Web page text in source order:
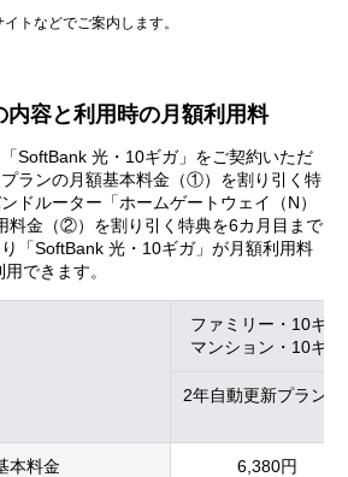
トなどでご案内します。
内容と利用時の月額利用料
SoftBank 光・10ギガ」をご契約いただ
ランの月額基本料金（①）を割り引く特
ドルーター「ホームゲートウェイ（N）
料金（②）を割り引く特典を6カ月目まで
「SoftBank 光・10ギガ」が月額利用料
できます。
ファミリー・10ギガ
マンション・10ギガ
2年自動更新プラン
本料金 6,380円